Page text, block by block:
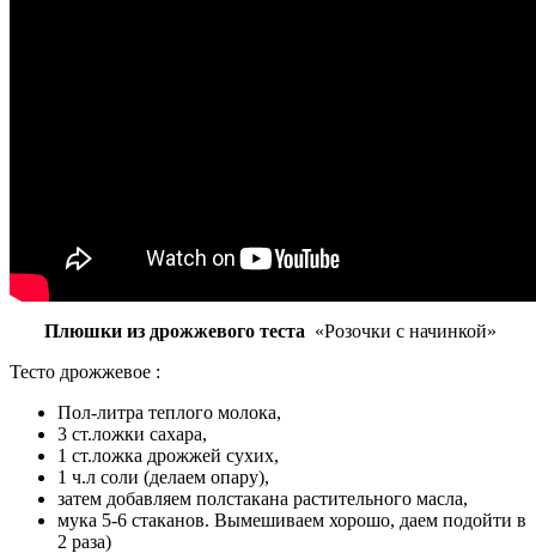
Плюшки из дрожжевого теста «Розочки с начинкой»
Тесто дрожжевое :
Пол-литра теплого молока,
3 ст.ложки сахара,
1 ст.ложка дрожжей сухих,
1 ч.л соли (делаем опару),
затем добавляем полстакана растительного масла,
мука 5-6 стаканов. Вымешиваем хорошо, даем подойти в
2 раза)